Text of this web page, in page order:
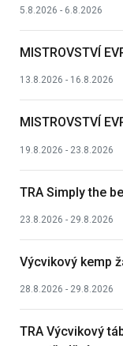
5.8.2026 - 6.8.2026
MISTROVSTVÍ
13.8.2026 - 16.8.2026
MISTROVSTVÍ
19.8.2026 - 23.8.2026
TRA Simply the
23.8.2026 - 29.8.2026
Výcvikový kemp
28.8.2026 - 29.8.2026
TRA Výcvikový